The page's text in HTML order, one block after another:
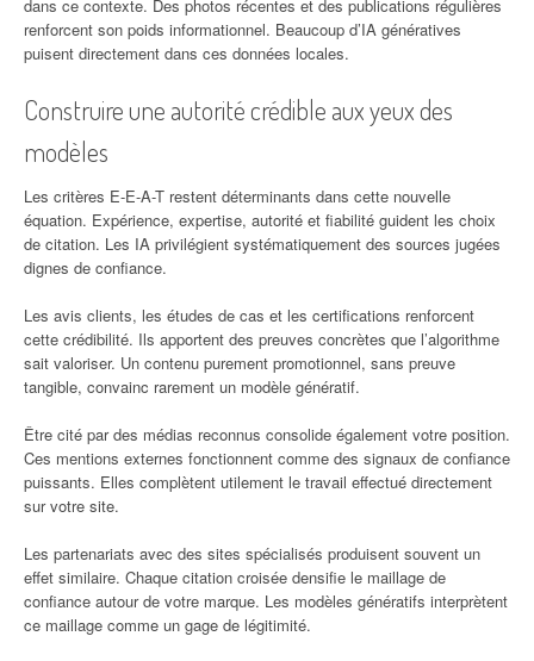
dans ce contexte. Des photos récentes et des publications régulières
renforcent son poids informationnel. Beaucoup d’IA génératives
puisent directement dans ces données locales.
Construire une autorité crédible aux yeux des
modèles
Les critères E-E-A-T restent déterminants dans cette nouvelle
équation. Expérience, expertise, autorité et fiabilité guident les choix
de citation. Les IA privilégient systématiquement des sources jugées
dignes de confiance.
Les avis clients, les études de cas et les certifications renforcent
cette crédibilité. Ils apportent des preuves concrètes que l’algorithme
sait valoriser. Un contenu purement promotionnel, sans preuve
tangible, convainc rarement un modèle génératif.
Être cité par des médias reconnus consolide également votre position.
Ces mentions externes fonctionnent comme des signaux de confiance
puissants. Elles complètent utilement le travail effectué directement
sur votre site.
Les partenariats avec des sites spécialisés produisent souvent un
effet similaire. Chaque citation croisée densifie le maillage de
confiance autour de votre marque. Les modèles génératifs interprètent
ce maillage comme un gage de légitimité.